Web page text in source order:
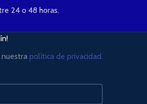
24 o 48 horas.
política de privacidad.